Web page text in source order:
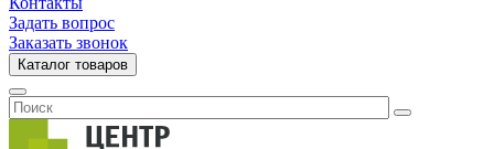
Задать вопрос
Заказать звонок
Каталог товаров